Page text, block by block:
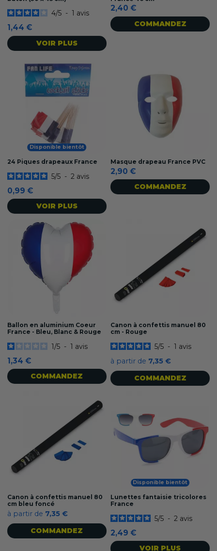
4/5 - 1 avis
1,44 €
VOIR PLUS
2,40 €
COMMANDEZ
Disponible bientôt
24 Piques drapeaux France
5/5 - 2 avis
0,99 €
VOIR PLUS
Masque drapeau France PVC
2,90 €
COMMANDEZ
Ballon en aluminium Coeur
France - Bleu, Blanc & Rouge
1/5 - 1 avis
1,34 €
COMMANDEZ
Canon à confettis manuel 80
cm - Rouge
5/5 - 1 avis
à partir de 7,35 €
COMMANDEZ
Canon à confettis manuel 80
cm bleu foncé
à partir de 7,35 €
COMMANDEZ
Disponible bientôt
Lunettes fantaisie tricolores
France
5/5 - 2 avis
2,49 €
VOIR PLUS